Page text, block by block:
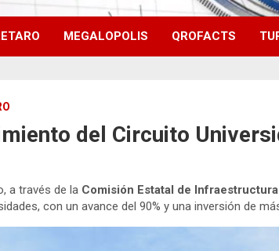
MEGALOPOLIS QROFACTS
del Circuito
a través de la Comisión Estatal de
con un avance del 90% y una inversión de